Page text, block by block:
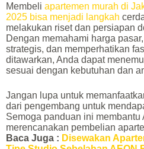
Membeli apartemen murah di
2025 bisa menjadi langkah
melakukan riset dan persiapan
Dengan memahami harga
strategis, dan memperhatikan
ditawarkan, Anda dapat
sesuai dengan kebutuhan dan
Jangan lupa untuk
dari pengembang untuk
Semoga panduan ini membantu
merencanakan pembelian
Baca Juga : Disewakan